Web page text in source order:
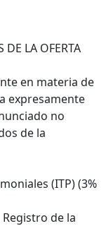
LA OFERTA
en materia de
expresamente
no
de la
(ITP) (3%
de la